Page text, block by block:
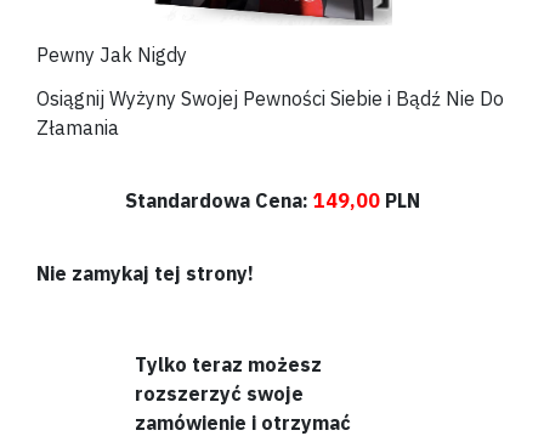
Pewny Jak Nigdy
Osiągnij Wyżyny Swojej Pewności Siebie i Bądź Nie Do
Złamania
Standardowa Cena: 149,00PLN
Nie zamykaj tej strony!
Tylko teraz możesz
rozszerzyć swoje
zamówienie i otrzymać